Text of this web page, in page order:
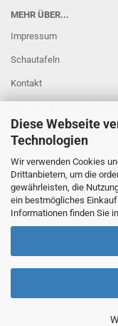
Diese Webseite
Technologien
Wir verwenden Cookies
Drittanbietern, um die
gewährleisten, die
ein bestmögliches
Informationen finden Sie
MEHR ÜBER...
Impressum
Schautafeln
Kontakt
Widerrufsrecht & Muster-
Privatsphäre und
Cookie Einstellungen